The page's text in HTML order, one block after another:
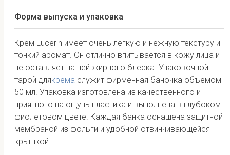
Форма выпуска и упаковка
Крем Lucerin имеет очень легкую и нежную текстуру и
тонкий аромат. Он отлично впитывается в кожу лица и
не оставляет на ней жирного блеска. Упаковочной
тарой длякрема служит фирменная баночка объемом
50 мл. Упаковка изготовлена из качественного и
приятного на ощупь пластика и выполнена в глубоком
фиолетовом цвете. Каждая банка оснащена защитной
мембраной из фольги и удобной отвинчивающейся
крышкой.